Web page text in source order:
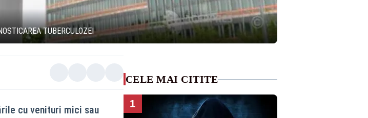
TUBERCULOZEI
cu venituri mici sau
CELE MAI CITITE
1